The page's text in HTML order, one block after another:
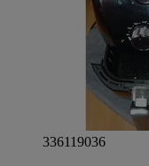
336119036